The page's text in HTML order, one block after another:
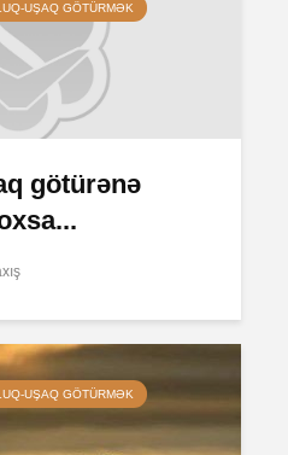
UŞAQ GÖTÜRMƏK
götürənə
UŞAQ GÖTÜRMƏK